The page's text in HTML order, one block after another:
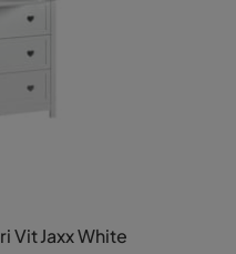
Vit Jaxx White